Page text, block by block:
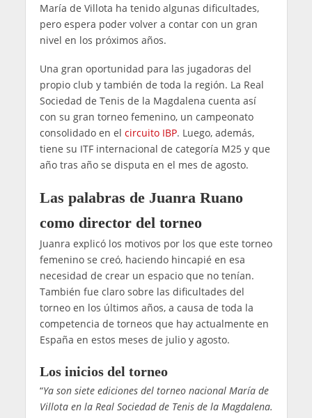
María de Villota ha tenido algunas dificultades,
pero espera poder volver a contar con un gran
nivel en los próximos años.
Una gran oportunidad para las jugadoras del
propio club y también de toda la región. La Real
Sociedad de Tenis de la Magdalena cuenta así
con su gran torneo femenino, un campeonato
consolidado en el circuito IBP. Luego, además,
tiene su ITF internacional de categoría M25 y que
año tras año se disputa en el mes de agosto.
Las palabras de Juanra Ruano
como director del torneo
Juanra explicó los motivos por los que este torneo
femenino se creó, haciendo hincapié en esa
necesidad de crear un espacio que no tenían.
También fue claro sobre las dificultades del
torneo en los últimos años, a causa de toda la
competencia de torneos que hay actualmente en
España en estos meses de julio y agosto.
Los inicios del torneo
“Ya son siete ediciones del torneo nacional María de
Villota en la Real Sociedad de Tenis de la Magdalena.